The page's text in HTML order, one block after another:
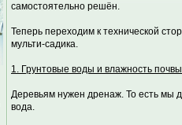
самостоятельно решён.
Теперь переходим к технической
мульти-садика.
1. Грунтовые воды и влажность
Деревьям нужен дренаж. То есть мы
вода.